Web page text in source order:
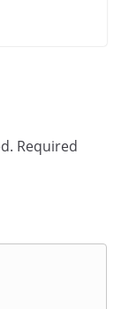
Required